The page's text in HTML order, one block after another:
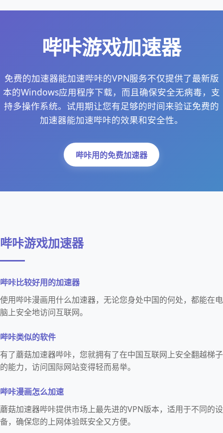
哔咔游戏加速器
免费的加速器能加速哔咔的VPN服务不仅提供了最新版
本的Windows应用程序下载，而且确保安全无病毒，支
持多操作系统。试用期让您有足够的时间来验证免费的
加速器能加速哔咔的效果和安全性。
哔咔用的免费加速器
哔咔游戏加速器
哔咔比较好用的加速器
使用哔咔漫画用什么加速器，无论您身处中国的何处，都能在电
脑上安全地访问互联网。
哔咔类似的软件
有了蘑菇加速器哔咔，您就拥有了在中国互联网上安全翻越梯子
的能力，访问国际网站变得轻而易举。
哔咔漫画怎么加速
蘑菇加速器哔咔提供市场上最先进的VPN版本，适用于不同的设
备，确保您的上网体验既安全又方便。